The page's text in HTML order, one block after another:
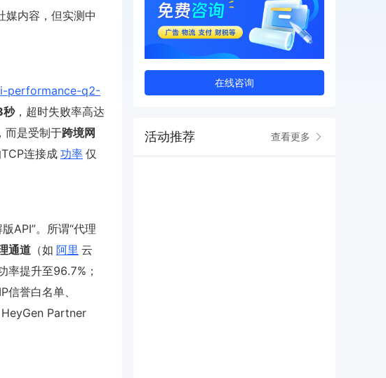
媒内容，但实测中
performance-q2-
，超时失败率高达
而是受制于跨境网
连接成 功率 仅
API”。所谓“代理
通道 （如 阿里 云
提升至96.7%；
誉白名单、
Partner
在线咨询
活动推荐 查看更多